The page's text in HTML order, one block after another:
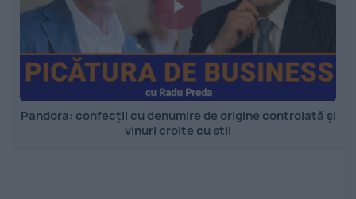
Pandora: confecții cu denumire de origine controlată și
vinuri croite cu stil